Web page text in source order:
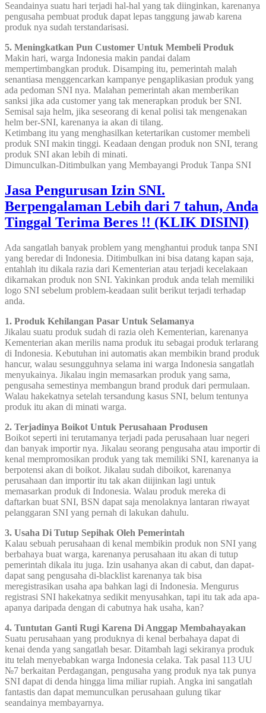
Seandainya suatu hari terjadi hal-hal yang tak diinginkan, karenanya
pengusaha pembuat produk dapat lepas tanggung jawab karena
produk nya sudah terstandarisasi.
5. Meningkatkan Pun Customer Untuk Membeli Produk
Makin hari, warga Indonesia makin pandai dalam
mempertimbangkan produk. Disamping itu, pemerintah malah
senantiasa menggencarkan kampanye pengaplikasian produk yang
ada pedoman SNI nya. Malahan pemerintah akan memberikan
sanksi jika ada customer yang tak menerapkan produk ber SNI.
Semisal saja helm, jika seseorang di kenal polisi tak mengenakan
helm ber-SNI, karenanya ia akan di tilang.
Ketimbang itu yang menghasilkan ketertarikan customer membeli
produk SNI makin tinggi. Keadaan dengan produk non SNI, terang
produk SNI akan lebih di minati.
Dimunculkan-Ditimbulkan yang Membayangi Produk Tanpa SNI
Jasa Pengurusan Izin SNI.
Berpengalaman Lebih dari 7 tahun, Anda
Tinggal Terima Beres !! (KLIK DISINI)
Ada sangatlah banyak problem yang menghantui produk tanpa SNI
yang beredar di Indonesia. Ditimbulkan ini bisa datang kapan saja,
entahlah itu dikala razia dari Kementerian atau terjadi kecelakaan
dikarnakan produk non SNI. Yakinkan produk anda telah memiliki
logo SNI sebelum problem-keadaan sulit berikut terjadi terhadap
anda.
1. Produk Kehilangan Pasar Untuk Selamanya
Jikalau suatu produk sudah di razia oleh Kementerian, karenanya
Kementerian akan merilis nama produk itu sebagai produk terlarang
di Indonesia. Kebutuhan ini automatis akan membikin brand produk
hancur, walau sesungguhnya selama ini warga Indonesia sangatlah
menyukainya. Jikalau ingin memasarkan produk yang sama,
pengusaha semestinya membangun brand produk dari permulaan.
Walau hakekatnya setelah tersandung kasus SNI, belum tentunya
produk itu akan di minati warga.
2. Terjadinya Boikot Untuk Perusahaan Produsen
Boikot seperti ini terutamanya terjadi pada perusahaan luar negeri
dan banyak importir nya. Jikalau seorang pengusaha atau importir di
kenal mempromosikan produk yang tak memiliki SNI, karenanya ia
berpotensi akan di boikot. Jikalau sudah diboikot, karenanya
perusahaan dan importir itu tak akan diijinkan lagi untuk
memasarkan produk di Indonesia. Walau produk mereka di
daftarkan buat SNI, BSN dapat saja menolaknya lantaran riwayat
pelanggaran SNI yang pernah di lakukan dahulu.
3. Usaha Di Tutup Sepihak Oleh Pemerintah
Kalau sebuah perusahaan di kenal membikin produk non SNI yang
berbahaya buat warga, karenanya perusahaan itu akan di tutup
pemerintah dikala itu juga. Izin usahanya akan di cabut, dan dapat-
dapat sang pengusaha di-blacklist karenanya tak bisa
meregistrasikan usaha apa bahkan lagi di Indonesia. Mengurus
registrasi SNI hakekatnya sedikit menyusahkan, tapi itu tak ada apa-
apanya daripada dengan di cabutnya hak usaha, kan?
4. Tuntutan Ganti Rugi Karena Di Anggap Membahayakan
Suatu perusahaan yang produknya di kenal berbahaya dapat di
kenai denda yang sangatlah besar. Ditambah lagi sekiranya produk
itu telah menyebabkan warga Indonesia celaka. Tak pasal 113 UU
№7 berkaitan Perdagangan, pengusaha yang produk nya tak punya
SNI dapat di denda hingga lima miliar rupiah. Angka ini sangatlah
fantastis dan dapat memunculkan perusahaan gulung tikar
seandainya membayarnya.